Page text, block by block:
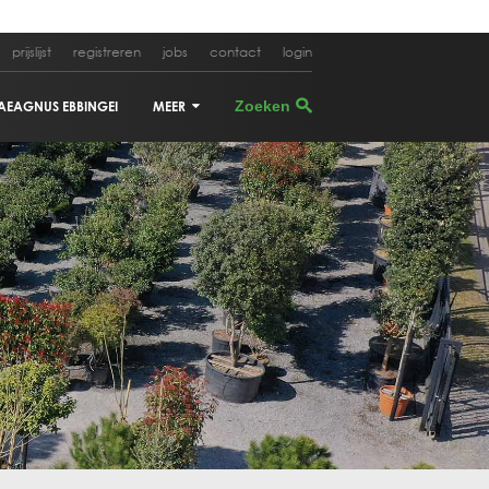
prijslijst registreren jobs contact login
EBBINGEI MEER
CUPRESSUS SEMPERVIRENS
OLEA EUROPEA
CERCIS SILIQUASTRUM
ACER PALMATUM
ALBIZIA JULIBRISSIN
PHYLLOSTACHYS AUREA